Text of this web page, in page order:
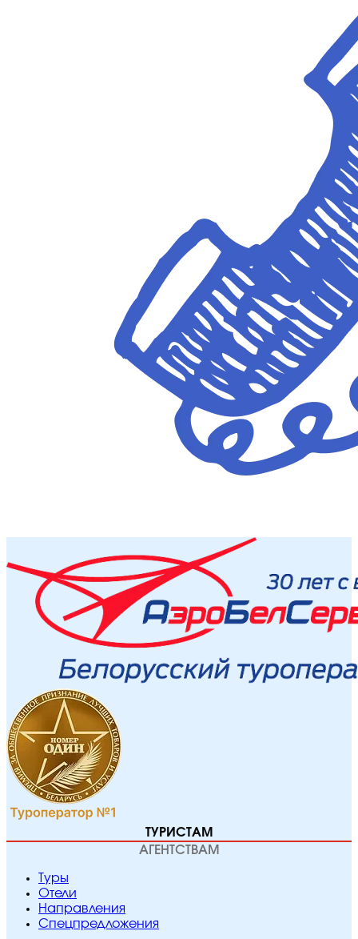
ТУРИСТАМ
АГЕНТСТВАМ
Туры
Отели
Направления
Спецпредложения